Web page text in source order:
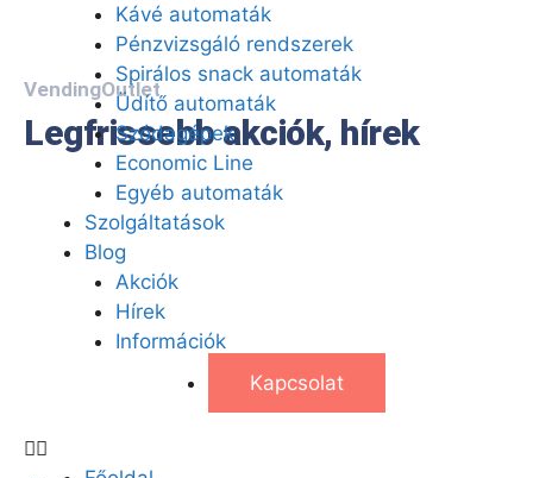
Kávé automaták
Pénzvizsgáló rendszerek
Spirálos snack automaták
Üdítő automaták
Szódagépek
Economic Line
Egyéb automaták
Szolgáltatások
Blog
Akciók
Hírek
Információk
Kapcsolat
VendingOutlet
Legfrissebb akciók, hírek